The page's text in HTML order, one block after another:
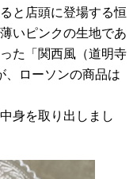
と店頭に登場する恒
いピンクの生地であ
た「関西風（道明寺
、ローソンの商品は
身を取り出しまし